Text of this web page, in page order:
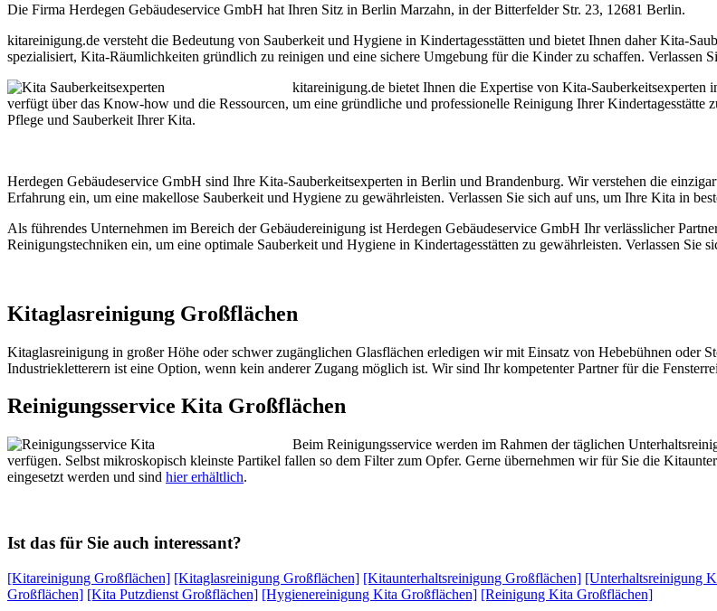
Die Firma Herdegen Gebäudeservice GmbH hat Ihren Sitz in Berlin Marzahn, in der Bitterfelder Str. 23, 12681 Berlin.
kitareinigung.de versteht die Bedeutung von Sauberkeit und Hygiene in Kindertagesstätten und bietet Ihnen daher Kita-
spezialisiert, Kita-Räumlichkeiten gründlich zu reinigen und eine sichere Umgebung für die Kinder zu schaffen. Verlassen
kitareinigung.de bietet Ihnen die Expertise von Kita-
verfügt über das Know-how und die Ressourcen, um eine gründliche und professionelle Reinigung Ihrer
Pflege und Sauberkeit Ihrer Kita.
Herdegen Gebäudeservice GmbH sind Ihre Kita-Sauberkeitsexperten in Berlin und Brandenburg. Wir verstehen die
Erfahrung ein, um eine makellose Sauberkeit und Hygiene zu gewährleisten. Verlassen Sie sich auf uns, um Ihre Kita in
Als führendes Unternehmen im Bereich der Gebäudereinigung ist Herdegen Gebäudeservice GmbH Ihr verlässlicher
Reinigungstechniken ein, um eine optimale Sauberkeit und Hygiene in Kindertagesstätten zu gewährleisten. Verlassen Sie
Kitaglasreinigung Großflächen
Kitaglasreinigung in großer Höhe oder schwer zugänglichen Glasflächen erledigen wir mit Einsatz von Hebebühnen oder
Industriekletterern ist eine Option, wenn kein anderer Zugang möglich ist. Wir sind Ihr kompetenter Partner für die
Reinigungsservice Kita Großflächen
Beim Reinigungsservice werden im Rahmen der täglichen
verfügen. Selbst mikroskopisch kleinste Partikel fallen so dem Filter zum Opfer. Gerne übernehmen wir für Sie die
eingesetzt werden und sind hier erhältlich.
Ist das für Sie auch interessant?
[Kitareinigung Großflächen] [Kitaglasreinigung Großflächen] [Kitaunterhaltsreinigung Großflächen] [Unterhaltsreinigung
Großflächen] [Kita Putzdienst Großflächen] [Hygienereinigung Kita Großflächen] [Reinigung Kita Großflächen]